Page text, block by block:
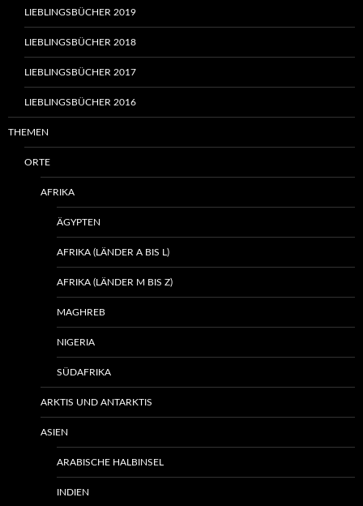
LIEBLINGSBÜCHER 2019
LIEBLINGSBÜCHER 2018
LIEBLINGSBÜCHER 2017
LIEBLINGSBÜCHER 2016
THEMEN
ORTE
AFRIKA
ÄGYPTEN
AFRIKA (LÄNDER A BIS L)
AFRIKA (LÄNDER M BIS Z)
MAGHREB
NIGERIA
SÜDAFRIKA
ARKTIS UND ANTARKTIS
ASIEN
ARABISCHE HALBINSEL
INDIEN